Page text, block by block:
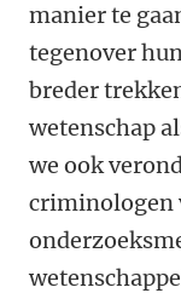
manier te
tegenover
breder
wetenschap
we ook
criminologen